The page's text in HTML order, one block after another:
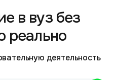
в вуз без
реально
деятельность